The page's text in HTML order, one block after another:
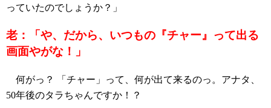
っていたのでしょうか？」
老：「や、だから、いつもの『チャー』って出る
画面やがな！」
何がっ？ 「チャー」って、何が出て来るのっ。アナタ、
50年後のタラちゃんですか！？